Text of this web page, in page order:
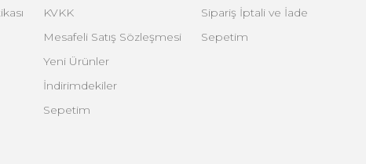
KVKK
Mesafeli Satış Sözleşmesi
Yeni Ürünler
İndirimdekiler
Sepetim
Sipariş İptali ve İade
Sepetim